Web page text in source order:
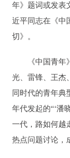
年》题词或发表
近平同志在《
切》。
《中国青年》
光、雷锋、王杰
同时代的青年典
年代发起的“‘潘
一代，路如何
热点问题讨论，